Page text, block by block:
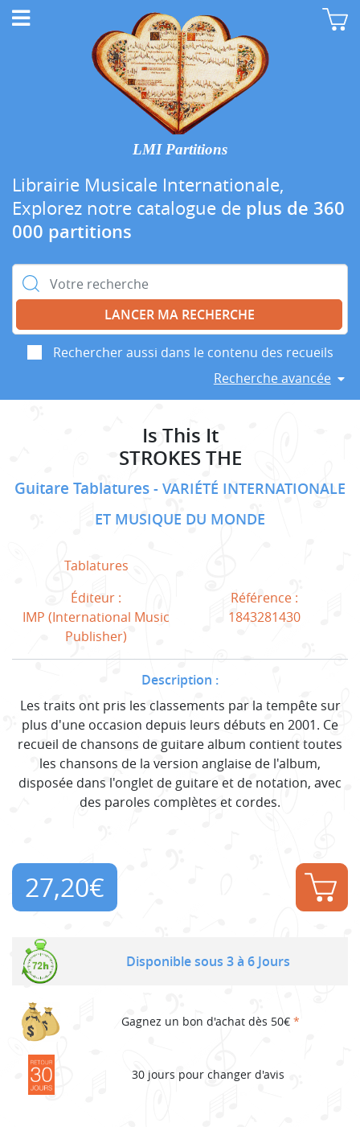
LMI Partitions
Librairie Musicale Internationale,
Explorez notre catalogue de plus de 360
000 partitions
Rechercher :
Rechercher aussi dans le contenu des recueils
Recherche avancée
Is This It
STROKES THE
Guitare Tablatures
VARIÉTÉ INTERNATIONALE
ET MUSIQUE DU MONDE
Tablatures
Éditeur :
IMP (International Music
Publisher)
Référence :
1843281430
Description :
Les traits ont pris les classements par la tempête sur
plus d'une occasion depuis leurs débuts en 2001. Ce
recueil de chansons de guitare album contient toutes
les chansons de la version anglaise de l'album,
disposée dans l'onglet de guitare et de notation, avec
des paroles complètes et cordes.
27,20€
Disponible sous 3 à 6 Jours
Gagnez un bon d'achat dès 50€ *
30 jours pour changer d'avis